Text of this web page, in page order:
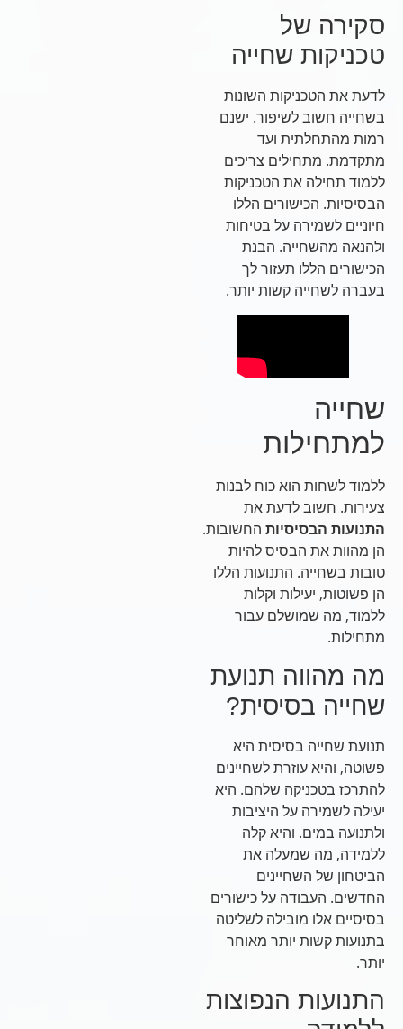
סקירה של
טכניקות שחייה
לדעת את הטכניקות השונות
בשחייה חשוב לשיפור. ישנם
רמות מהתחלתית ועד
מתקדמת. מתחילים צריכים
ללמוד תחילה את הטכניקות
הבסיסיות. הכישורים הללו
חיוניים לשמירה על בטיחות
ולהנאה מהשחייה. הבנת
הכישורים הללו תעזור לך
בעברה לשחייה קשות יותר.
שחייה
למתחילות
ללמוד לשחות הוא כוח לבנות
צעירות. חשוב לדעת את
התנועות הבסיסיותהחשובות.
הן מהוות את הבסיס להיות
טובות בשחייה. התנועות הללו
הן פשוטות, יעילות וקלות
ללמוד, מה שמושלם עבור
מתחילות.
מה מהווה תנועת
שחייה בסיסית?
תנועת שחייה בסיסית היא
פשוטה, והיא עוזרת לשחיינים
להתרכז בטכניקה שלהם. היא
יעילה לשמירה על היציבות
ולתנועה במים. והיא קלה
ללמידה, מה שמעלה את
הביטחון של השחיינים
החדשים. העבודה על כישורים
בסיסיים אלו מובילה לשליטה
בתנועות קשות יותר מאוחר
יותר.
התנועות הנפוצות